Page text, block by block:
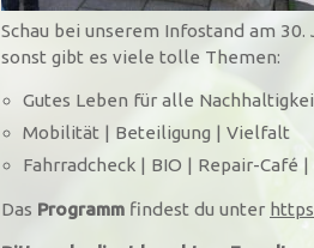
Schau bei unserem Infostand am
sonst gibt es viele tolle Themen:
Gutes Leben für alle
Mobilität | Beteiligung | Vielfalt
Fahrradcheck | BIO | Repair-
Das Programm findest du unter